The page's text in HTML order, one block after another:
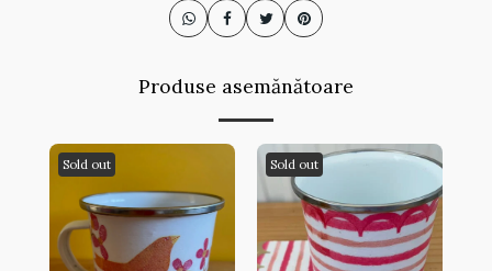
Produse asemănătoare
Sold out Sold out